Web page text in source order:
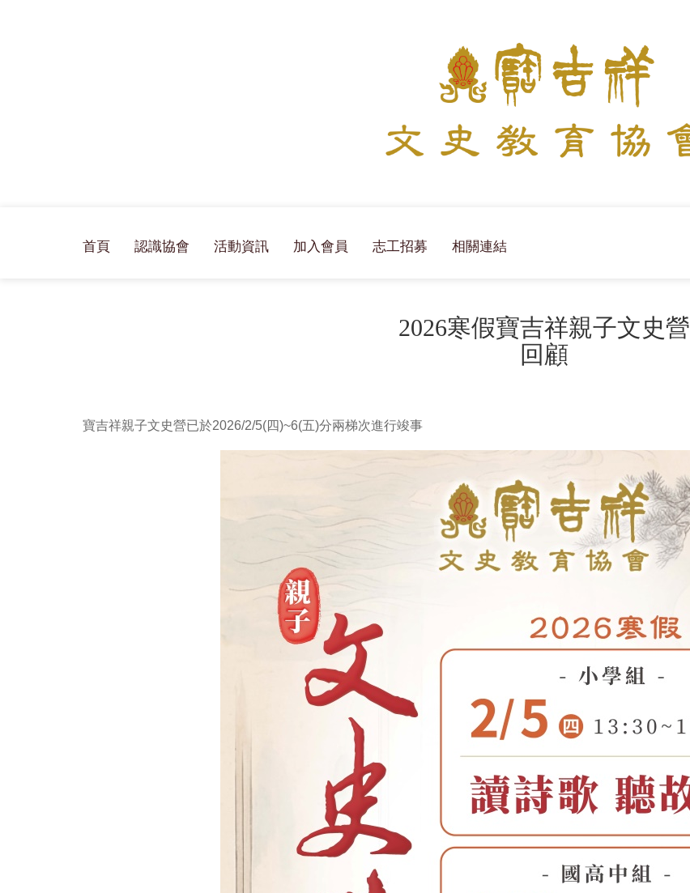
首頁 認識協會 活動資訊 加入會員 志工招募 相關連結
2026寒假寶吉祥親子文史營
回顧
寶吉祥親子文史營已於2026/2/5(四)~6(五)分兩梯次進行竣事